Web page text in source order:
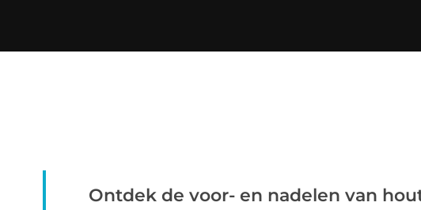
Ontdek de voor- en nadelen van